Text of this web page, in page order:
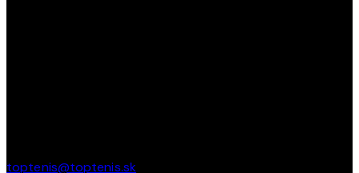
toptenis@toptenis.sk